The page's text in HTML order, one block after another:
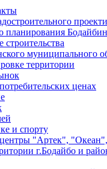
планирования
строительства
муниципального
территории
ценах
и спорту
центры "Артек",
г.Бодайбо и